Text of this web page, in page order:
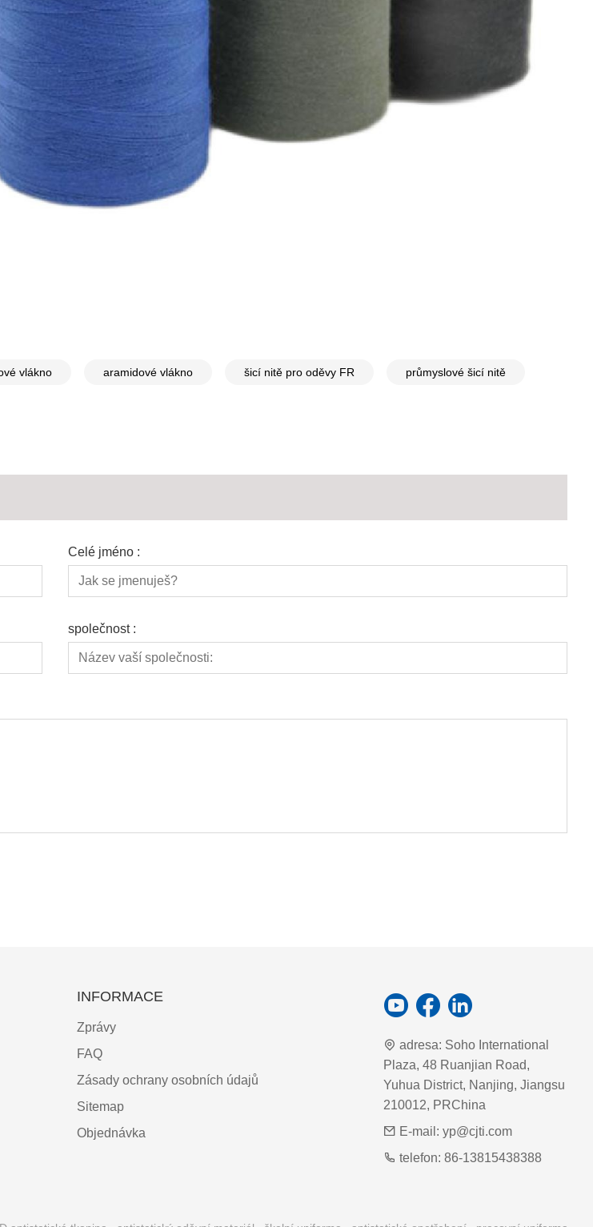
vlákno aramidové vlákno šicí nitě pro oděvy FR průmyslové šicí nitě
Celé jméno :
společnost :
INFORMACE
Zprávy
FAQ
Zásady ochrany osobních údajů
Sitemap
Objednávka
adresa: Soho International
Plaza, 48 Ruanjian Road,
Yuhua District, Nanjing, Jiangsu
210012, PRChina
E-mail: yp@cjti.com
telefon: 86-13815438388